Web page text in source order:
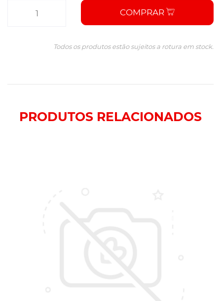
COMPRAR
Todos os produtos estão sujeitos a rotura em stock.
PRODUTOS RELACIONADOS